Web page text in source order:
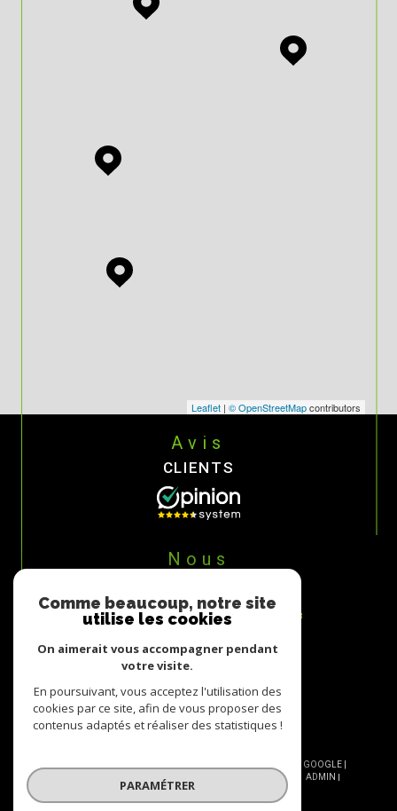
Leaflet | © OpenStreetMapcontributors
Avis
CLIENTS
Nous
© 2026 | TOUS DROITS RÉSERVÉS | TRADUCTION POWERED BY GOOGLE |
MENTIONS LÉGALES
ADMIN
NOS LIENS
POLITIQUE RGPD
Comme beaucoup, notre site
utilise les cookies
On aimerait vous accompagner pendant
votre visite.
En poursuivant, vous acceptez l'utilisation des
cookies par ce site, afin de vous proposer des
contenus adaptés et réaliser des statistiques !
PARAMÉTRER